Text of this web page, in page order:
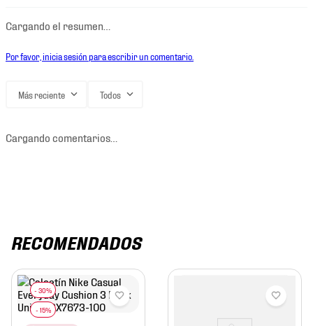
Cargando el resumen…
Por favor, inicia sesión para escribir un comentario.
Más reciente Todos
Cargando comentarios…
RECOMENDADOS